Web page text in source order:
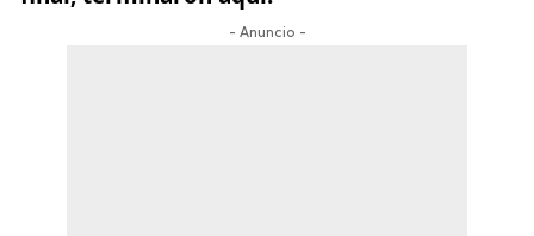
- Anuncio -